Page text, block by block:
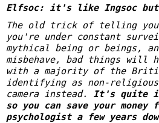
Elfsoc: it's like Ingsoc
The old trick of telling
you're under constant
mythical being or beings,
misbehave, bad things will
with a majority of the
identifying as non-
camera instead. It's quite
so you can save your
psychologist a few years